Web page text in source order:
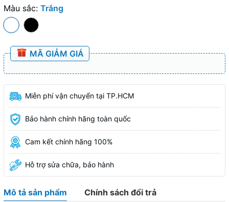
Màu sắc: Trắng
MÃ GIẢM GIÁ
Miễn phí vận chuyển tại TP.HCM
Bảo hành chính hãng toàn quốc
Cam kết chính hãng 100%
Hỗ trợ sửa chữa, bảo hành
Mô tả sản phẩm Chính sách đổi trả